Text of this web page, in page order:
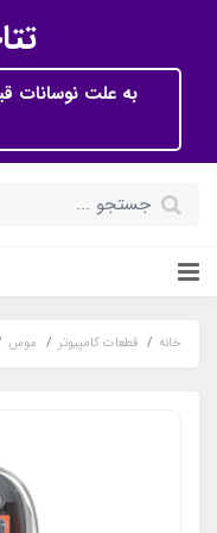
به علت نوسانات
خانه قطعات کامپیوتر موس